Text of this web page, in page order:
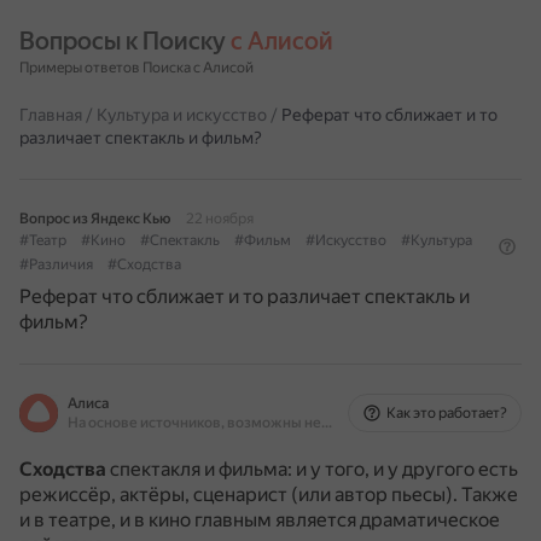
Вопросы к Поиску с Алисой
Примеры ответов Поиска с Алисой
Главная / Культура и искусство / Реферат что сближает и то
различает спектакль и фильм?
Вопрос из Яндекс Кью
22 ноября
#Театр
#Кино #Спектакль #Фильм #Искусство
#Культура
#Различия
#Сходства
Реферат что сближает и то различает спектакль и
фильм?
Алиса
На основе источников, возможны неточности
Как это работает?
Сходства спектакля и фильма: и у того, и у другого есть
режиссёр, актёры, сценарист (или автор пьесы). Также
и в театре, и в кино главным является драматическое